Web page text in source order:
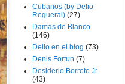
Cubanos (by Delio
Regueral) (27)
Damas de Blanco
(146)
Delio en el blog (73)
Denis Fortun (7)
Desiderio Borroto Jr.
(43)